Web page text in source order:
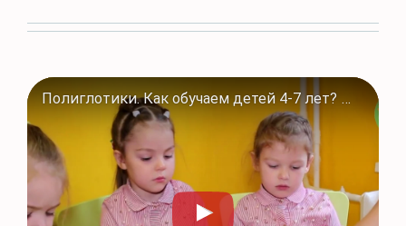
Полиглотики. Как обучаем детей 4-7 лет? Программы для дошкольников в #Полиглотики